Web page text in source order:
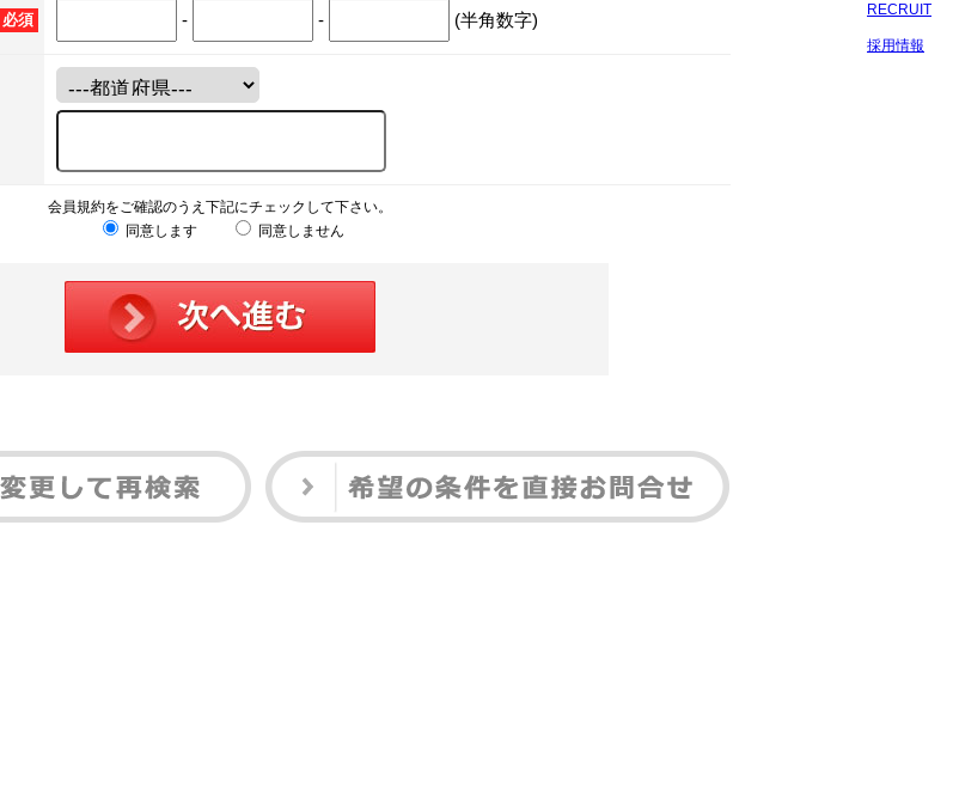
RECRUIT
採用情報
必須 - - (半角数字)
会員規約をご確認のうえ下記にチェックして下さい。
同意します
同意しません